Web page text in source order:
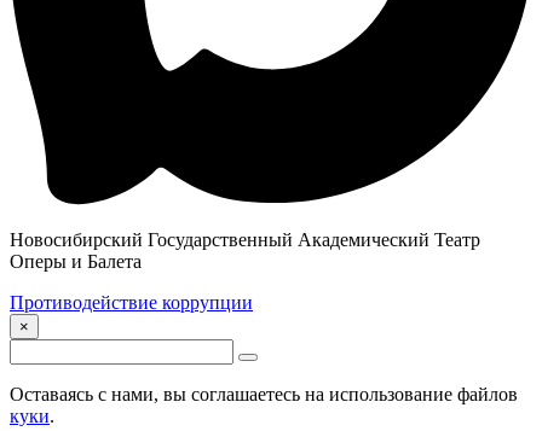
Новосибирский Государственный Академический Театр
Оперы и Балета
Противодействие коррупции
×
Оставаясь с нами, вы соглашаетесь на использование файлов
куки.